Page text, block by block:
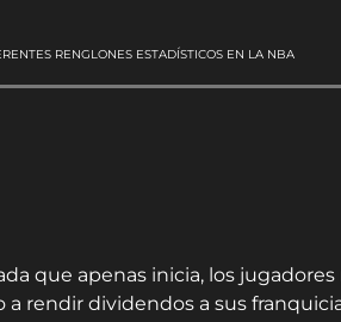
RENGLONES ESTADÍSTICOS EN LA NBA
que apenas inicia, los
a rendir dividendos a sus